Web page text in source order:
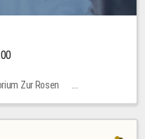
Zur Rosen